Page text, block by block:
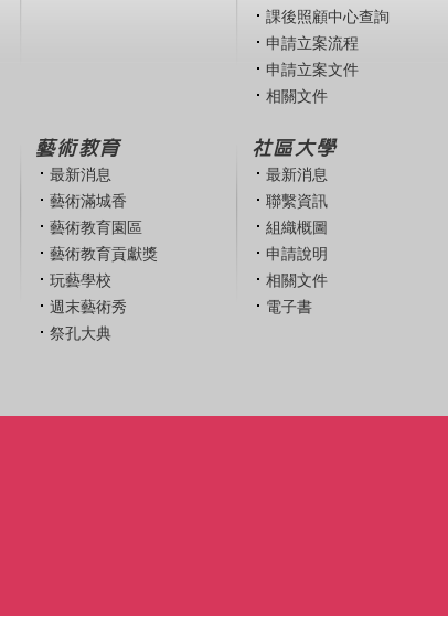
課後照顧中心查詢
申請立案流程
申請立案文件
相關文件
藝術教育
最新消息
藝術滿城香
藝術教育園區
藝術教育貢獻獎
玩藝學校
週末藝術秀
祭孔大典
社區大學
最新消息
聯繫資訊
組織概圖
申請說明
相關文件
電子書